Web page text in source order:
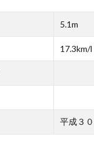
5.1m
17.3km/l
平成３